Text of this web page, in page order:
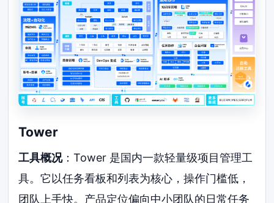
Tower
工具概况：Tower 是国内一款轻量级项目管理工
具。它以任务看板和列表为核心，操作门槛低，
团队上手快。产品定位偏向中小团队的日常任务